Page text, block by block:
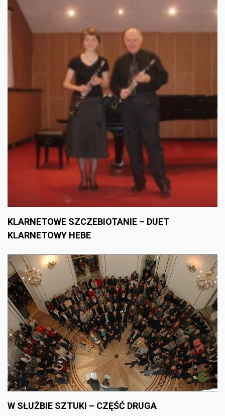
KLARNETOWE SZCZEBIOTANIE – DUET
KLARNETOWY HEBE
W SŁUŻBIE SZTUKI – CZĘŚĆ DRUGA